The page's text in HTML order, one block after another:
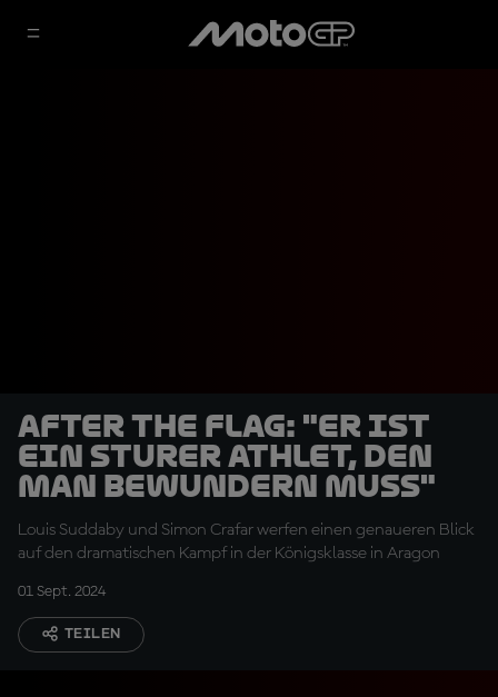
After the Flag: "Er ist
ein sturer Athlet, den
man bewundern muss"
Louis Suddaby und Simon Crafar werfen einen genaueren Blick
auf den dramatischen Kampf in der Königsklasse in Aragon
01 Sept. 2024
TEILEN